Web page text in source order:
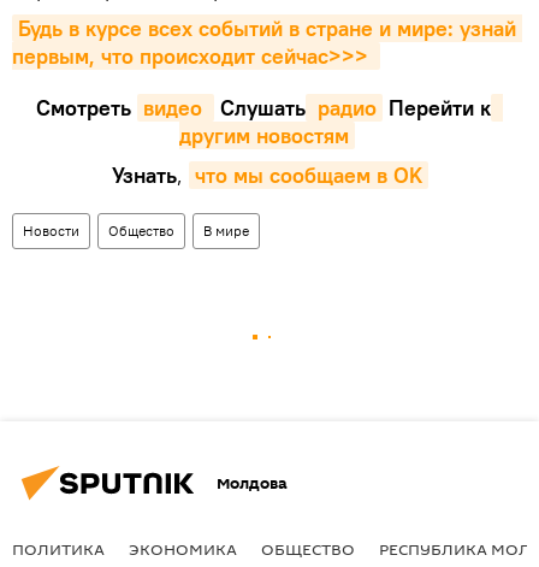
Будь в курсе всех событий в стране и мире: узнай
первым, что происходит сейчаc>>>
Смотреть видео Cлушать радио Перейти к
другим новостям
Узнать, что мы сообщаем в OK
Новости Общество В мире
Молдова
ПОЛИТИКА ЭКОНОМИКА ОБЩЕСТВО РЕСПУБЛИКА